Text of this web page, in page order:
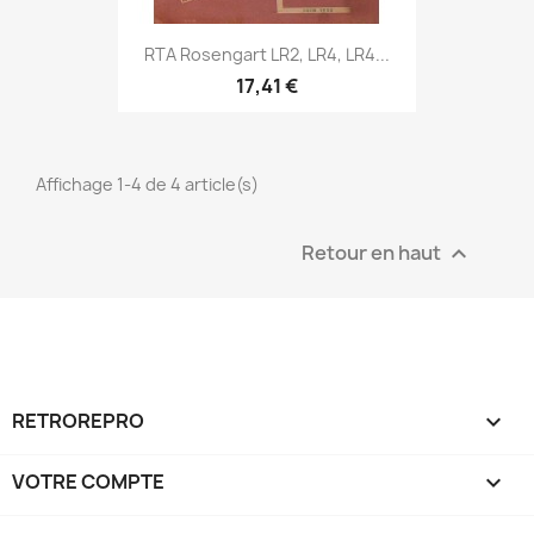
RTA Rosengart LR2, LR4, LR4...
17,41 €
Affichage 1-4 de 4 article(s)
Retour en haut 
RETROREPRO 
VOTRE COMPTE 